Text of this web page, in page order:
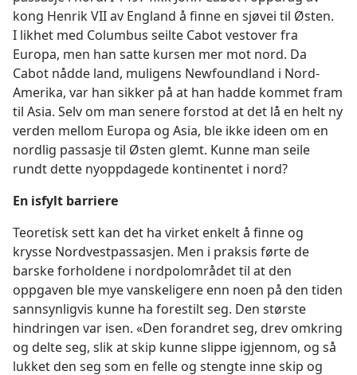
kong Henrik VII av England å finne en sjøvei til Østen.
I likhet med Columbus seilte Cabot vestover fra
Europa, men han satte kursen mer mot nord. Da
Cabot nådde land, muligens Newfoundland i Nord-
Amerika, var han sikker på at han hadde kommet fram
til Asia. Selv om man senere forstod at det lå en helt ny
verden mellom Europa og Asia, ble ikke ideen om en
nordlig passasje til Østen glemt. Kunne man seile
rundt dette nyoppdagede kontinentet i nord?
En isfylt barriere
Teoretisk sett kan det ha virket enkelt å finne og
krysse Nordvestpassasjen. Men i praksis førte de
barske forholdene i nordpolområdet til at den
oppgaven ble mye vanskeligere enn noen på den tiden
sannsynligvis kunne ha forestilt seg. Den største
hindringen var isen. «Den forandret seg, drev omkring
og delte seg, slik at skip kunne slippe igjennom, og så
lukket den seg som en felle og stengte inne skip og